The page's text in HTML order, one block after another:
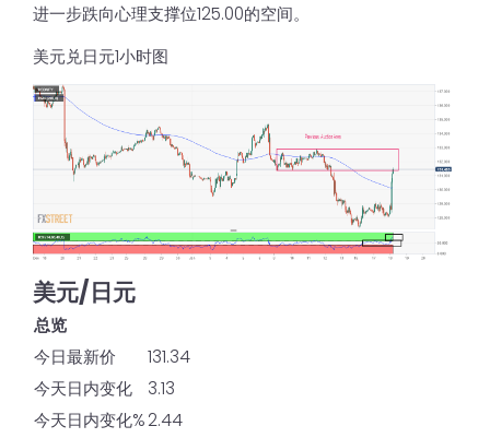
进一步跌向心理支撑位125.00的空间。
美元兑日元1小时图
美元/日元
总览
今日最新价
131.34
今天日内变化
3.13
今天日内变化%2.44